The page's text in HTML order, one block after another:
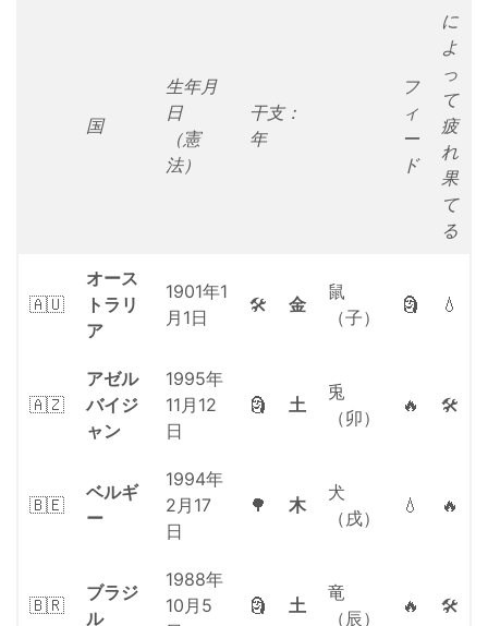
国
生年月
日
（憲
法）
干支：
年
フ
ィ
ー
ド
に
よ
っ
て
疲
れ
果
て
る
🇦🇺
オース
トラリ
ア
1901年1
月1日
🛠 金
鼠
（子）
🗿 💧
🇦🇿
アゼル
バイジ
ャン
1995年
11月12
日
🗿 土
兎
（卯）
🔥 🛠
🇧🇪
ベルギ
ー
1994年
2月17
日
🌳 木
犬
（戌）
💧 🔥
🇧🇷
ブラジ
ル
1988年
10月5
🗿 土
竜
（辰）
🔥 🛠